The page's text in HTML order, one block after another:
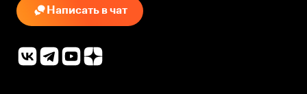
Написать в чат